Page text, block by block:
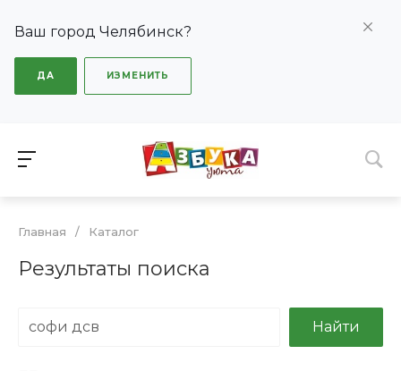
Ваш город Челябинск?
ДА ИЗМЕНИТЬ
Главная / Каталог
Результаты поиска
Найти